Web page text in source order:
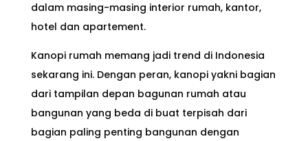
dalam masing-masing interior rumah, kantor,
hotel dan apartement.
Kanopi rumah memang jadi trend di Indonesia
sekarang ini. Dengan peran, kanopi yakni bagian
dari tampilan depan bagunan rumah atau
bangunan yang beda di buat terpisah dari
bagian paling penting bangunan dengan